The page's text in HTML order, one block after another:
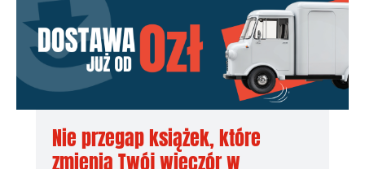
Nie przegap książek, które
zmienią Twój wieczór w